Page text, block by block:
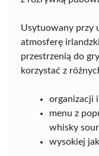
Usytuowany przy
atmosferę
przestrzenią do
korzystać z
organizacji
menu z
whisky
wysokiej